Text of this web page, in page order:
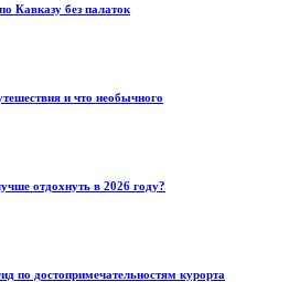
Кавказу без палаток
и что необычного
отдохнуть в 2026 году?
по достопримечательностям курорта